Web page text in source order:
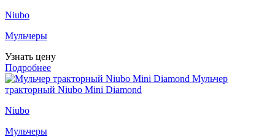
Niubo
Мульчеры
Узнать цену
Подробнее
Мульчер
тракторный Niubo Mini Diamond
Niubo
Мульчеры